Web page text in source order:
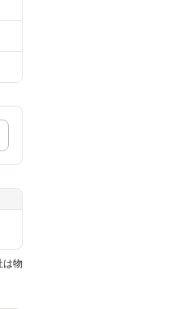
は物